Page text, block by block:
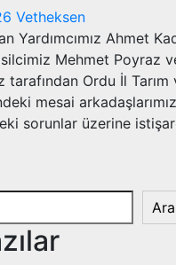
Vetheksen
Yardımcımız Ahmet
Mehmet Poyraz
tarafından Ordu İl Tarım
mesai
sorunlar üzerine
Ara